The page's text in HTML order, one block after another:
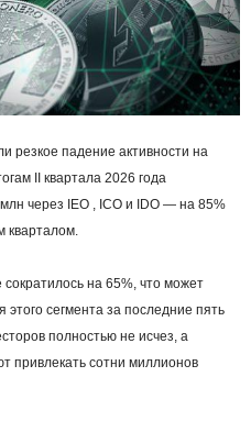
резкое падение активности на
II квартала 2026 года
через IEO , ICO и IDO — на 85%
кварталом.
на 65%, что может
сегмента за последние пять
полностью не исчез, а
привлекать сотни миллионов